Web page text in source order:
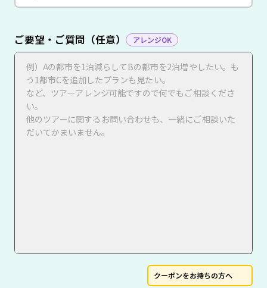
ご要望・ご質問（任意） アレンジOK
クーポンをお持ちの方へ